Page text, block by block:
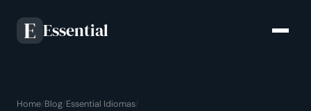
E Essential
Home Blog Essential Idiomas